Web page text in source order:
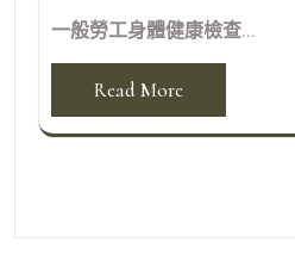
一般勞工身體健康檢查...
Read More